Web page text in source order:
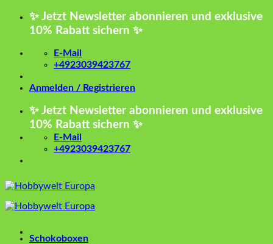
Zum
✨ Jetzt Newsletter abonnieren und exklusive
10% Rabatt sichern ✨
E-Mail
+4923039423767
Anmelden / Registrieren
✨ Jetzt Newsletter abonnieren und exklusive
10% Rabatt sichern ✨
E-Mail
+4923039423767
Schokoboxen